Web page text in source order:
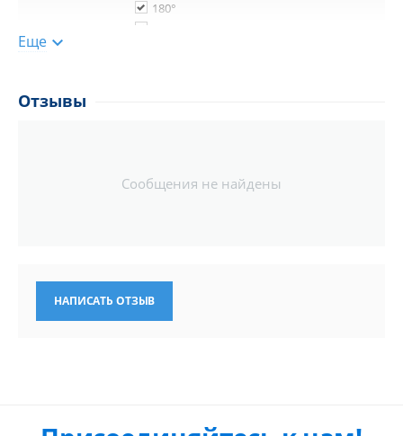
180°
Освещение:
Еще 
Отзывы
Сообщения не найдены
НАПИСАТЬ ОТЗЫВ